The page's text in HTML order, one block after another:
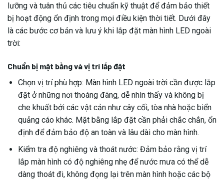
lưỡng và tuân thủ các tiêu chuẩn kỹ thuật để đảm bảo thiết
bị hoạt động ổn định trong mọi điều kiện thời tiết. Dưới đây
là các bước cơ bản và lưu ý khi lắp đặt màn hình LED ngoài
trời:
Chuẩn bị mặt bằng và vị trí lắp đặt
Chọn vị trí phù hợp: Màn hình LED ngoài trời cần được lắp
đặt ở những nơi thoáng đãng, dễ nhìn thấy và không bị
che khuất bởi các vật cản như cây cối, tòa nhà hoặc biển
quảng cáo khác. Mặt bằng lắp đặt cần phải chắc chắn, ổn
định để đảm bảo độ an toàn và lâu dài cho màn hình.
Kiểm tra độ nghiêng và thoát nước: Đảm bảo rằng vị trí
lắp màn hình có độ nghiêng nhẹ để nước mưa có thể dễ
dàng thoát đi, không đọng lại trên màn hình hoặc các bộ